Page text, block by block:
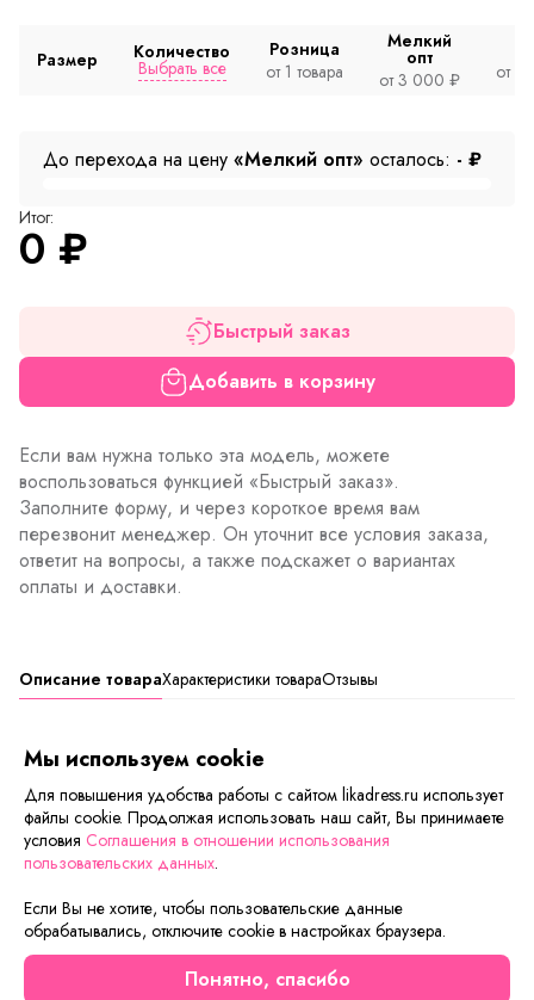
Размер Количество
Выбрать все
Розница
от 1 товара
Мелкий
опт
от 3 000 ₽
от
До перехода на цену «Мелкий опт» осталось: - ₽
Итог:
0 ₽
Быстрый заказ
Добавить в корзину
Если вам нужна только эта модель, можете
воспользоваться функцией «Быстрый заказ».
Заполните форму, и через короткое время вам
перезвонит менеджер. Он уточнит все условия заказа,
ответит на вопросы, а также подскажет о вариантах
оплаты и доставки.
Описание товараХарактеристики товараОтзывы
кроя с коротким рукавом. Приятная к телу ткань подарит
ощущение комфорта и уюта.
Сейчас на сайте смотрят
Осталось мало
Новинка
Мы используем cookie
Для повышения удобства работы с сайтом likadress.ru использует
файлы cookie. Продолжая использовать наш сайт, Вы принимаете
условия Соглашения в отношении использования
пользовательских данных.
Если Вы не хотите, чтобы пользовательские данные
обрабатывались, отключите cookie в настройках браузера.
Понятно, спасибо